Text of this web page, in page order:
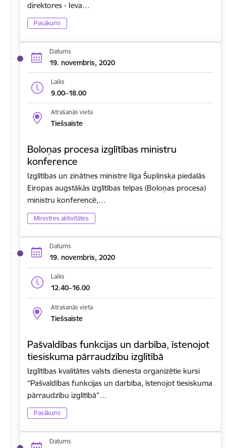
direktores - Ieva…
Pasākumi
Datums
19. novembris, 2020
Laiks
9.00–18.00
Atrašanās vieta
Tiešsaiste
Boloņas procesa izglītības ministru
konference
Izglītības un zinātnes ministre Ilga Šuplinska piedalās
Eiropas augstākās izglītības telpas (Boloņas procesa)
ministru konferencē,…
Ministres aktivitātes
Datums
19. novembris, 2020
Laiks
12.40–16.00
Atrašanās vieta
Tiešsaiste
Pašvaldības funkcijas un darbība, īstenojot
tiesiskuma pārraudzību izglītībā
Izglītības kvalitātes valsts dienesta organizētie kursi
“Pašvaldības funkcijas un darbība, īstenojot tiesiskuma
pārraudzību izglītībā”…
Pasākumi
Datums